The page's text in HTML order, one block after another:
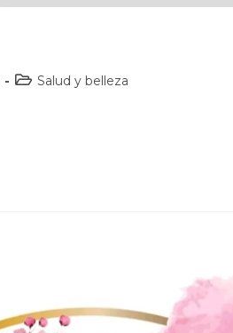
Salud y belleza